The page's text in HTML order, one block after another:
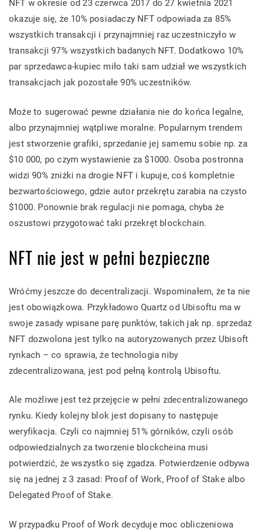
NFT w okresie od 23 czerwca 2017 do 27 kwietnia 2021
okazuje się, że 10% posiadaczy NFT odpowiada za 85%
wszystkich transakcji i przynajmniej raz uczestniczyło w
transakcji 97% wszystkich badanych NFT. Dodatkowo 10%
par sprzedawca-kupiec miło taki sam udział we wszystkich
transakcjach jak pozostałe 90% uczestników.
Może to sugerować pewne działania nie do końca legalne,
albo przynajmniej wątpliwe moralne. Popularnym trendem
jest stworzenie grafiki, sprzedanie jej samemu sobie np. za
$10 000, po czym wystawienie za $1000. Osoba postronna
widzi 90% zniżki na drogie NFT i kupuje, coś kompletnie
bezwartościowego, gdzie autor przekrętu zarabia na czysto
$1000. Ponownie brak regulacji nie pomaga, chyba że
oszustowi przygotować taki przekręt blockchain.
NFT nie jest w pełni bezpieczne
Wróćmy jeszcze do decentralizacji. Wspominałem, że ta nie
jest obowiązkowa. Przykładowo Quartz od Ubisoftu ma w
swoje zasady wpisane parę punktów, takich jak np. sprzedaż
NFT dozwolona jest tylko na autoryzowanych przez Ubisoft
rynkach – co sprawia, że technologia niby
zdecentralizowana, jest pod pełną kontrolą Ubisoftu.
Ale możliwe jest też przejęcie w pełni zdecentralizowanego
rynku. Kiedy kolejny blok jest dopisany to następuje
weryfikacja. Czyli co najmniej 51% górników, czyli osób
odpowiedzialnych za tworzenie blockcheina musi
potwierdzić, że wszystko się zgadza. Potwierdzenie odbywa
się na jednej z 3 zasad: Proof of Work, Proof of Stake albo
Delegated Proof of Stake.
W przypadku Proof of Work decyduje moc obliczeniowa